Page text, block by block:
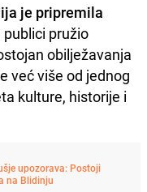
je pripremila
publici pružio
obilježavanja
već više od jednog
kulture, historije i
upozorava: Postoji
na Blidinju